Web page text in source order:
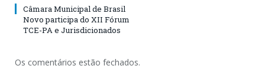
Câmara Municipal de Brasil
Novo participa do XII Fórum
TCE-PA e Jurisdicionados
Os comentários estão fechados.